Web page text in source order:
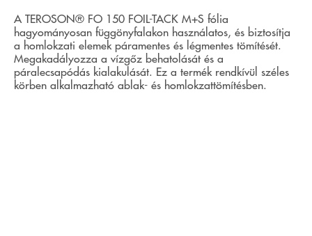
A TEROSON® FO 150 FOIL-TACK M+S fólia
hagyományosan függönyfalakon használatos, és biztosítja
a homlokzati elemek páramentes és légmentes tömítését.
Megakadályozza a vízgőz behatolását és a
páralecsapódás kialakulását. Ez a termék rendkívül széles
körben alkalmazható ablak- és homlokzattömítésben.